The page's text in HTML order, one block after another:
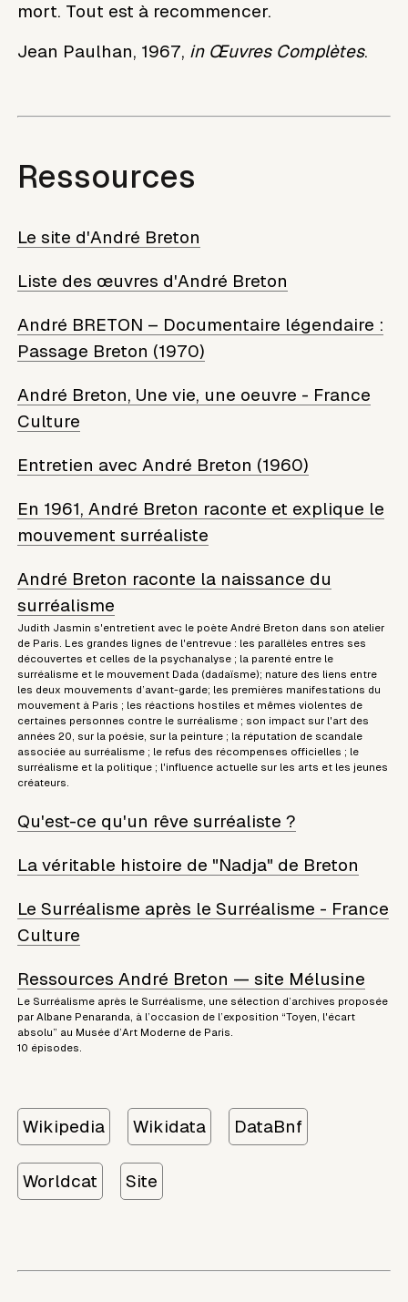
mort. Tout est à recommencer.
Jean Paulhan, 1967, in Œuvres Complètes.
Ressources
Le site d'André Breton
Liste des œuvres d'André Breton
André BRETON – Documentaire légendaire :
Passage Breton (1970)
André Breton, Une vie, une oeuvre - France
Culture
Entretien avec André Breton (1960)
En 1961, André Breton raconte et explique le
mouvement surréaliste
André Breton raconte la naissance du
surréalisme
Judith Jasmin s'entretient avec le poète André Breton dans son atelier
de Paris. Les grandes lignes de l'entrevue : les parallèles entres ses
découvertes et celles de la psychanalyse ; la parenté entre le
surréalisme et le mouvement Dada (dadaïsme); nature des liens entre
les deux mouvements d’avant-garde; les premières manifestations du
mouvement à Paris ; les réactions hostiles et mêmes violentes de
certaines personnes contre le surréalisme ; son impact sur l'art des
années 20, sur la poésie, sur la peinture ; la réputation de scandale
associée au surréalisme ; le refus des récompenses officielles ; le
surréalisme et la politique ; l'influence actuelle sur les arts et les jeunes
créateurs.
Qu'est-ce qu'un rêve surréaliste ?
La véritable histoire de "Nadja" de Breton
Le Surréalisme après le Surréalisme - France
Culture
Ressources André Breton — site Mélusine
Le Surréalisme après le Surréalisme, une sélection d’archives proposée
par Albane Penaranda, à l’occasion de l’exposition “Toyen, l'écart
absolu” au Musée d’Art Moderne de Paris.
10 épisodes.
Wikipedia Wikidata DataBnf
Worldcat Site